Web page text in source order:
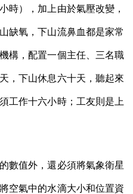
時），加上由於氣壓改變，
缺氧，下山流鼻血都是家常
構，配置一個主任、三名職
，下山休息六十天，聽起來
工作十六小時；工友則是上
數值外，還必須將氣象衛星
空氣中的水滴大小和位置資